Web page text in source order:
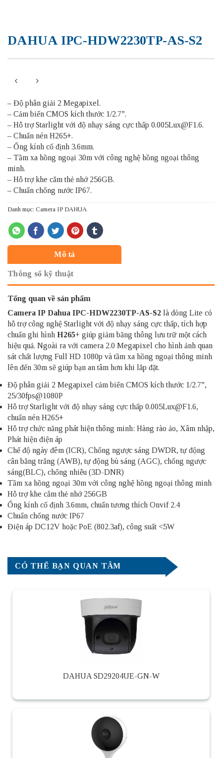
DAHUA IPC-HDW2230TP-AS-S2
– Độ phân giải 2 Megapixel.
– Cảm biến CMOS kích thước 1/2.7”.
– Hỗ trợ Starlight với độ nhạy sáng cực thấp 0.005Lux@F1.6.
– Chuẩn nén H265+.
– Ống kính cố định 3.6mm.
– Tầm xa hồng ngoại 30m với công nghệ hồng ngoại thông
minh.
– Hỗ trợ khe cắm thẻ nhớ 256GB.
– Chuẩn chống nước IP67.
Danh mục: Camera IP DAHUA
Mô tả
Thông số kỹ thuật
Tổng quan về sản phẩm
Camera IP Dahua IPC-HDW2230TP-AS-S2 là dòng Lite có
hỗ trợ công nghệ Starlight với độ nhạy sáng cực thấp, tích hợp
chuẩn ghi hình H265+ giúp giảm băng thông lưu trữ một cách
hiệu quả. Ngoài ra với camera 2.0 Megapixel cho hình ảnh quan
sát chất lượng Full HD 1080p và tầm xa hồng ngoại thông minh
lên đến 30m sẽ giúp bạn an tâm hơn khi lắp đặt.
Độ phân giải 2 Megapixel cảm biến CMOS kích thước 1/2.7”,
25/30fps@1080P
Hỗ trợ Starlight với độ nhạy sáng cực thấp 0.005Lux@F1.6,
chuẩn nén H265+
Hỗ trợ chức năng phát hiện thông minh: Hàng rào ảo, Xâm nhập,
Phát hiện điện áp
Chế độ ngày đêm (ICR), Chống ngược sáng DWDR, tự động
cân bằng trắng (AWB), tự động bù sáng (AGC), chống ngược
sáng(BLC), chống nhiễu (3D-DNR)
Tầm xa hồng ngoại 30m với công nghệ hồng ngoại thông minh
Hỗ trợ khe cắm thẻ nhớ 256GB
Ống kính cố định 3.6mm, chuẩn tương thích Onvif 2.4
Chuẩn chống nước IP67
Điện áp DC12V hoặc PoE (802.3af), công suất <5W
CÓ THỂ BẠN QUAN TÂM
DAHUA SD29204UE-GN-W